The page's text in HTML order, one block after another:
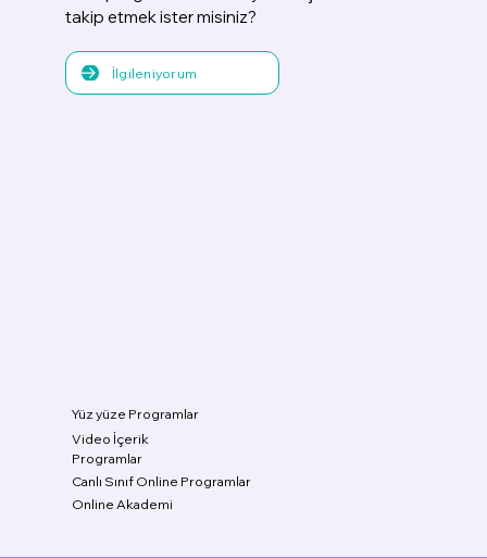
takip etmek ister misiniz?
İlgileniyorum
Yüz yüze Programlar
Video İçerik
Programlar
Canlı Sınıf Online Programlar
Online Akademi